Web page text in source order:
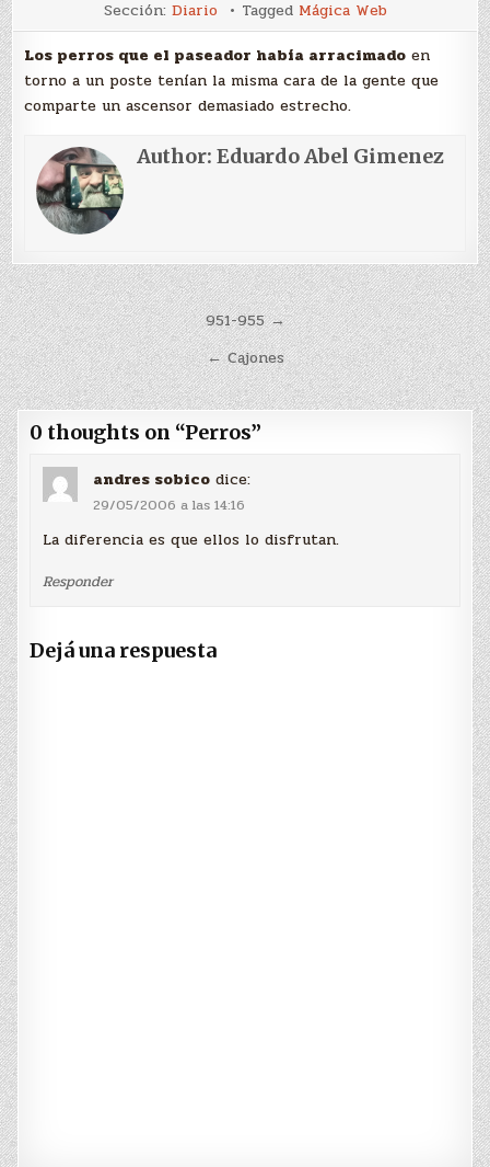
Sección: Diario Tagged Mágica Web
Los perros que el paseador había arracimado en
torno a un poste tenían la misma cara de la gente que
comparte un ascensor demasiado estrecho.
Author:Eduardo Abel Gimenez
Navegación
de
entradas
951-955 →
← Cajones
0 thoughts on “Perros”
andres sobico dice:
29/05/2006 a las 14:16
La diferencia es que ellos lo disfrutan.
Responder
Dejá una respuesta